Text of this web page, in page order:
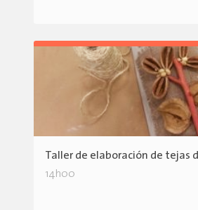
Taller de elaboración de tejas
14h00